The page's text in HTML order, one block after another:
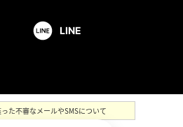
LINE
った不審なメールやSMSについて